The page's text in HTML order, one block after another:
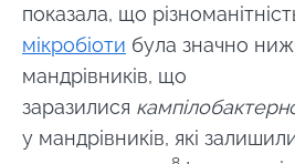
показала, що
мікробіоти була значно
мандрівників, що
заразилися
у мандрівників, які